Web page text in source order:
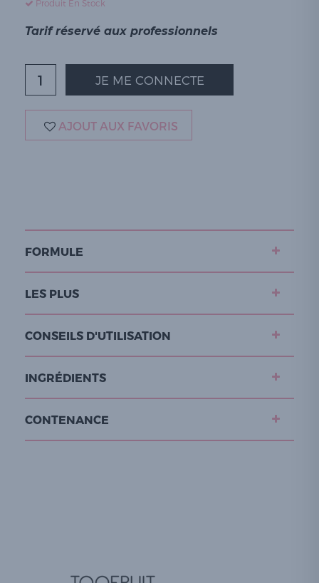
Produit En Stock
Tarif réservé aux professionnels
JE ME CONNECTE
AJOUT AUX FAVORIS
FORMULE
LES PLUS
CONSEILS D'UTILISATION
INGRÉDIENTS
CONTENANCE